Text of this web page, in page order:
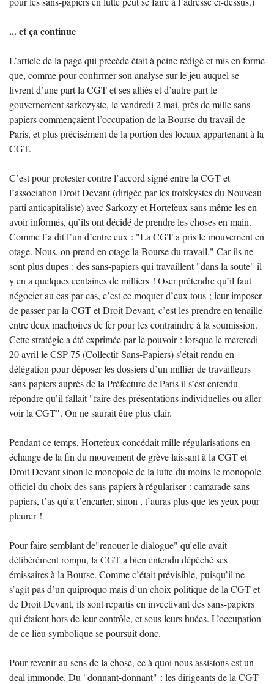
... et ça continue
L’article de la page qui précède était à peine rédigé et mis en forme
que, comme pour confirmer son analyse sur le jeu auquel se
livrent d’une part la CGT et ses alliés et d’autre part le
gouvernement sarkozyste, le vendredi 2 mai, près de mille sans-
papiers commençaient l’occupation de la Bourse du travail de
Paris, et plus précisément de la portion des locaux appartenant à la
CGT.
C’est pour protester contre l’accord signé entre la CGT et
l’association Droit Devant (dirigée par les trotskystes du Nouveau
parti anticapitaliste) avec Sarkozy et Hortefeux sans même les en
avoir informés, qu’ils ont décidé de prendre les choses en main.
Comme l’a dit l’un d’entre eux : "La CGT a pris le mouvement en
otage. Nous, on prend en otage la Bourse du travail." Car ils ne
sont plus dupes : des sans-papiers qui travaillent "dans la soute" il
y en a quelques centaines de milliers ! Oser prétendre qu’il faut
négocier au cas par cas, c’est ce moquer d’eux tous ; leur imposer
de passer par la CGT et Droit Devant, c’est les prendre en tenaille
entre deux machoires de fer pour les contraindre à la soumission.
Cette stratégie a été exprimée par le pouvoir : lorsque le mercredi
20 avril le CSP 75 (Collectif Sans-Papiers) s’était rendu en
délégation pour déposer les dossiers d’un millier de travailleurs
sans-papiers auprès de la Préfecture de Paris il s’est entendu
répondre qu’il fallait "faire des présentations individuelles ou aller
voir la CGT". On ne saurait être plus clair.
Pendant ce temps, Hortefeux concédait mille régularisations en
échange de la fin du mouvement de grève laissant à la CGT et
Droit Devant sinon le monopole de la lutte du moins le monopole
officiel du choix des sans-papiers à régulariser : camarade sans-
papiers, t’as qu’a t’encarter, sinon , t’auras plus que tes yeux pour
pleurer !
Pour faire semblant de"renouer le dialogue" qu’elle avait
délibérément rompu, la CGT a bien entendu dépêché ses
émissaires à la Bourse. Comme c’était prévisible, puisqu’il ne
s’agit pas d’un quiproquo mais d’un choix politique de la CGT et
de Droit Devant, ils sont repartis en invectivant des sans-papiers
qui étaient hors de leur contrôle, et sous leurs huées. L’occupation
de ce lieu symbolique se poursuit donc.
Pour revenir au sens de la chose, ce à quoi nous assistons est un
deal immonde. Du "donnant-donnant" : les dirigeants de la CGT